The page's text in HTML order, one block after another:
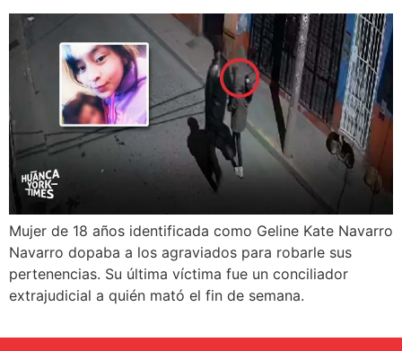
Mujer de 18 años identificada como Geline Kate Navarro
Navarro dopaba a los agraviados para robarle sus
pertenencias. Su última víctima fue un conciliador
extrajudicial a quién mató el fin de semana.